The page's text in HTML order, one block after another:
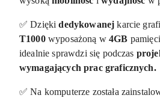
✅ Dziękidedykowanej karcie
T1000wyposażoną w4GB
idealnie sprawdzi się podczas
wymagających prac graficznych.
✅ Na komputerze została